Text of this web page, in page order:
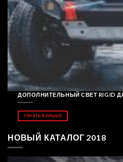
ДОПОЛНИТЕЛЬНЫЙ СВЕТ RIGID ДЛЯ
УЗНАТЬ БОЛЬШЕ
НОВЫЙ КАТАЛОГ 2018